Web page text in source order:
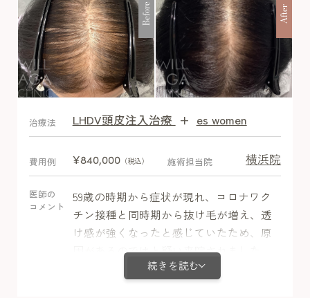
Before After
After
治療法 LHDV頭皮注入治療 + es women
費用例 ¥840,000（税込） 施術担当院 横浜院
医師の
コメント
59歳の時期から症状が現れ、コロナワク
チン接種と同時期から抜け毛が増え、透
け感が強くなったと感じていたため、原
因があるのではと疑い来院されました。
コロナワクチンとの相関性は不明でした
続きを読む